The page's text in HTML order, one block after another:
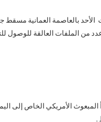
الأحد بالعاصمة العمانية
من الملفات العالقة للوصول
المبعوث الأمريكي الخاص إلى
.